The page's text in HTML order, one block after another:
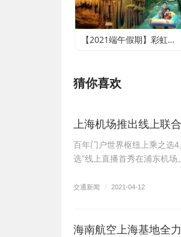
【2021端午假期】彩虹小镇、雪山彩虹谷、地下大峡谷、萤火虫水洞二日游
猜你喜欢
上海机场推出线上联
百年门户世界枢纽上乘之选
选”线上直播首秀在浦东机场
交通新闻 / 2021-04-12
海南航空上海基地全